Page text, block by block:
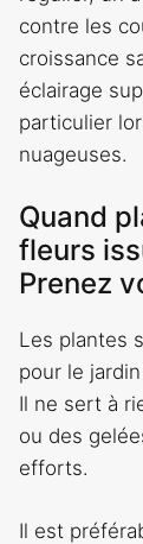
contre les
croissance
éclairage
particulier
nuageuses.
Quand
fleurs
Prenez
Les plantes
pour le
Il ne sert à
ou des
efforts.
Il est